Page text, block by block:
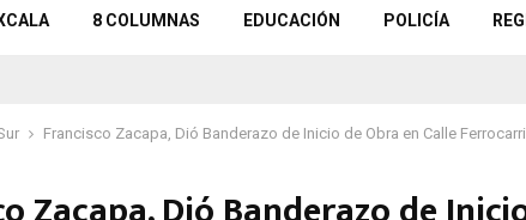
8 COLUMNAS EDUCACIÓN POLICÍA
Francisco Zacapa, Dió Banderazo de Inicio de Obra en Calle Ferrocarril